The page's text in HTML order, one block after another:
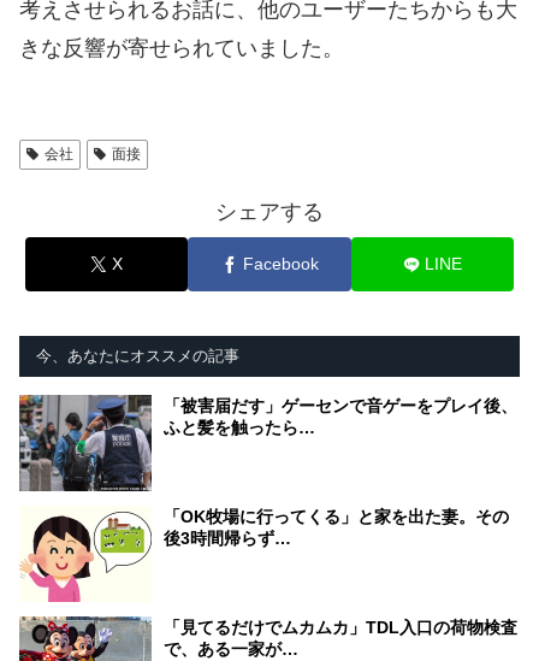
考えさせられるお話に、他のユーザーたちからも大
きな反響が寄せられていました。
会社 面接
シェアする
X Facebook LINE
今、あなたにオススメの記事
「被害届だす」ゲーセンで音ゲーをプレイ後、
ふと髪を触ったら…
「OK牧場に行ってくる」と家を出た妻。その
後3時間帰らず…
「見てるだけでムカムカ」TDL入口の荷物検査
で、ある一家が…